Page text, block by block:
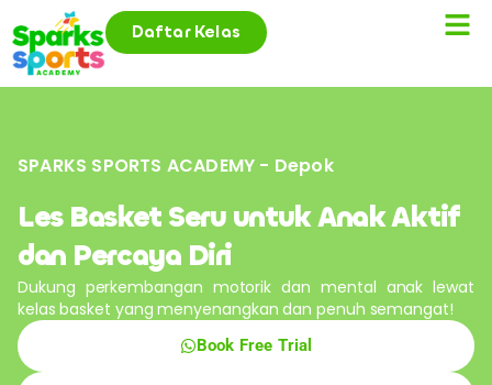
Daftar Kelas
SPARKS SPORTS ACADEMY - Depok
Les Basket Seru untuk Anak Aktif
dan Percaya Diri
Dukung perkembangan motorik dan mental anak lewat
kelas basket yang menyenangkan dan penuh semangat!
Book Free Trial